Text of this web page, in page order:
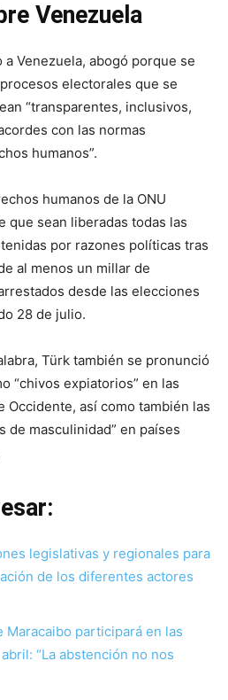
Venezuela
Venezuela, abogó porque se
electorales que se
“transparentes, inclusivos,
con las normas
humanos”.
humanos de la ONU
que sean liberadas todas las
por razones políticas tras
al menos un millar de
desde las elecciones
28 de julio.
Türk también se pronunció
“chivos expiatorios” en las
Occidente, así como también las
de masculinidad” en países
legislativas y regionales para
de los diferentes actores
Maracaibo participará en las
“La abstención no nos